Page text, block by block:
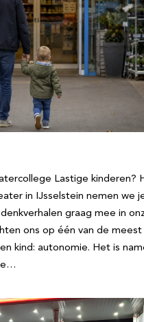
Lastige kinderen?
in IJsselstein nemen we
graag mee in
ons op één van de meest
kind: autonomie. Het is